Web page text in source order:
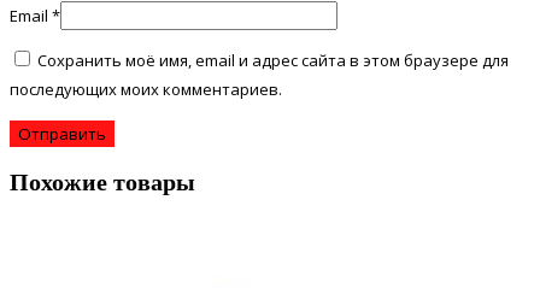
Email *
Сохранить моё имя, email и адрес сайта в этом браузере для
последующих моих комментариев.
Похожие товары